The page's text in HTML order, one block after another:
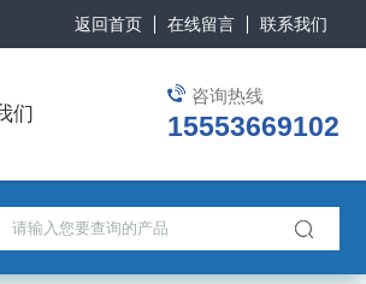
返回首页 在线留言 联系我们
咨询热线
15553669102
们